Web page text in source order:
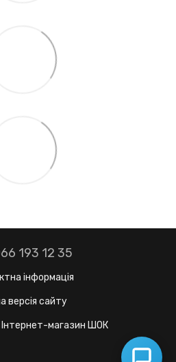
193 12 35
інформація
версія сайту
магазин ШОК